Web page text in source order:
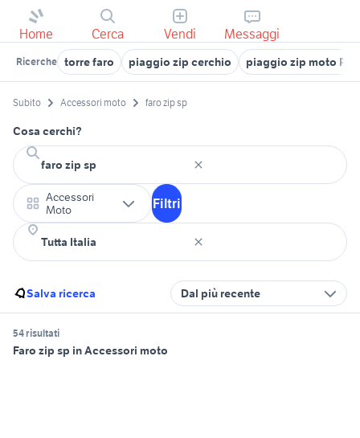
Home Cerca Vendi Messaggi
Ricerche torre faro piaggio zip cerchio piaggio zip moto
Subito Accessori moto faro zip sp
Cosa cerchi?
Accessori
Moto
Filtri
Salva ricerca Dal più recente
54 risultati
Faro zip sp in Accessori moto